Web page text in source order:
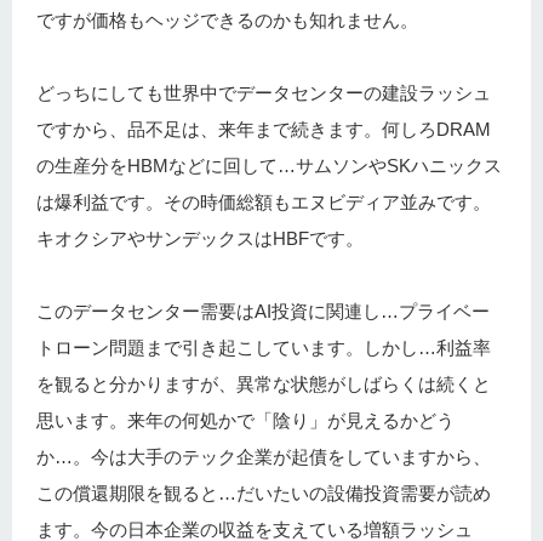
ですが価格もヘッジできるのかも知れません。
どっちにしても世界中でデータセンターの建設ラッシュ
ですから、品不足は、来年まで続きます。何しろDRAM
の生産分をHBMなどに回して…サムソンやSKハニックス
は爆利益です。その時価総額もエヌビディア並みです。
キオクシアやサンデックスはHBFです。
このデータセンター需要はAI投資に関連し…プライベー
トローン問題まで引き起こしています。しかし…利益率
を観ると分かりますが、異常な状態がしばらくは続くと
思います。来年の何処かで「陰り」が見えるかどう
か…。今は大手のテック企業が起債をしていますから、
この償還期限を観ると…だいたいの設備投資需要が読め
ます。今の日本企業の収益を支えている増額ラッシュ